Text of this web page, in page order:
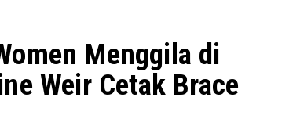
Menggila di
Weir Cetak Brace